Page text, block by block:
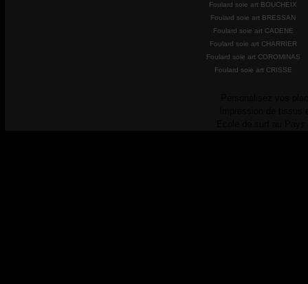
Foulard soie art BOUCHEIX
Foulard soie art BRESSAN
Foulard soie art CADENE
Foulard soie art CHARRIER
Foulard soie art COROMINAS
Foulard soie art CRISSE